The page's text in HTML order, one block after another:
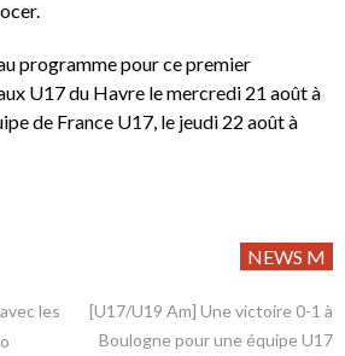
programme pour ce premier
U17 du Havre le mercredi 21 août à
de France U17, le jeudi 22 août à
NEWS M
les
[U17/U19 Am] Une victoire 0-1 à
Boulogne pour une équipe U17